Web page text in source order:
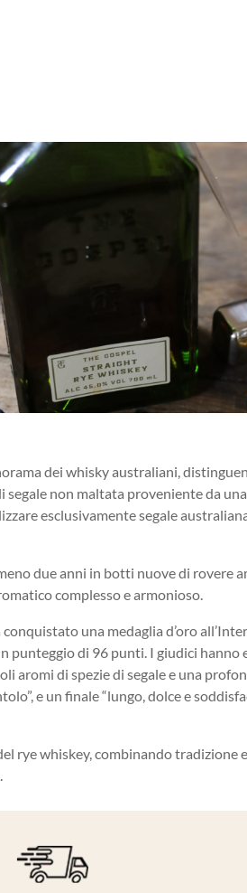
dei whisky australiani,
non maltata proveniente da
esclusivamente segale
due anni in botti nuove di rovere
complesso e armonioso.
una medaglia d’oro
punteggio di 96 punti. I giudici
aromi di spezie di segale e una
e un finale “lungo, dolce e
rye whiskey, combinando tradizione